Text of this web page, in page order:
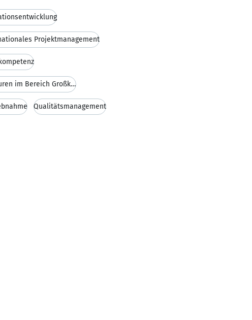
Projektmanagement
Kontrolle von Einlaufprozeduren im Bereich Großkom
Qualitätsmanagement